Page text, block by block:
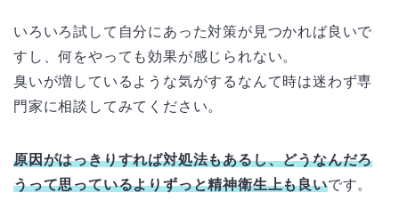
いろいろ試して自分にあった対策が見つかれば良いで
すし、何をやっても効果が感じられない。
臭いが増しているような気がするなんて時は迷わず専
門家に相談してみてください。
原因がはっきりすれば対処法もあるし、どうなんだろ
うって思っているよりずっと精神衛生上も良いです。